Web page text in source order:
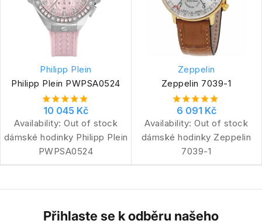
Philipp Plein
Philipp Plein PWPSA0524
10 045 Kč
Availability: Out of stock
dámské hodinky Philipp Plein
PWPSA0524
Zeppelin
Zeppelin 7039-1
6 091 Kč
Availability: Out of stock
dámské hodinky Zeppelin
7039-1
Přihlaste se k odběru našeho